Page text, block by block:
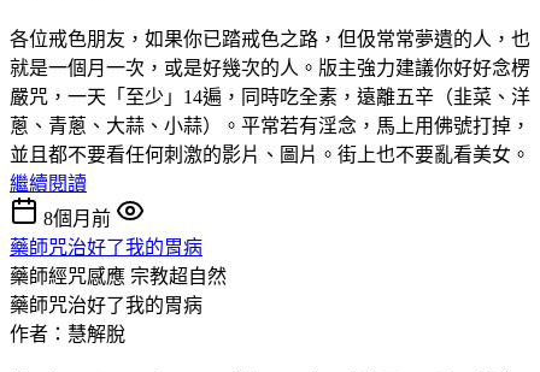
各位戒色朋友，如果你已踏戒色之路，但伋常常夢遺的人，也
就是一個月一次，或是好幾次的人。版主強力建議你好好念楞
嚴咒，一天「至少」14遍，同時吃全素，遠離五辛（韭菜、洋
蔥、青蔥、大蒜、小蒜）。平常若有淫念，馬上用佛號打掉，
並且都不要看任何刺激的影片、圖片。街上也不要亂看美女。
繼續閱讀
8個月前
藥師咒治好了我的胃病
藥師經咒感應 宗教超自然
藥師咒治好了我的胃病
作者：慧解脫